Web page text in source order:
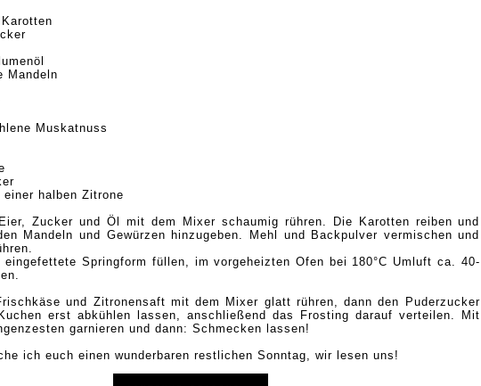
Mandeln
Muskatnuss
halben Zitrone
Zucker und Öl mit dem Mixer schaumig rühren. Die Karotten reiben und
Mandeln und Gewürzen hinzugeben. Mehl und Backpulver vermischen und
eingefettete Springform füllen, im vorgeheizten Ofen bei 180°C Umluft ca. 40-
und Zitronensaft mit dem Mixer glatt rühren, dann den Puderzucker
erst abkühlen lassen, anschließend das Frosting darauf verteilen. Mit
garnieren und dann: Schmecken lassen!
ich euch einen wunderbaren restlichen Sonntag, wir lesen uns!